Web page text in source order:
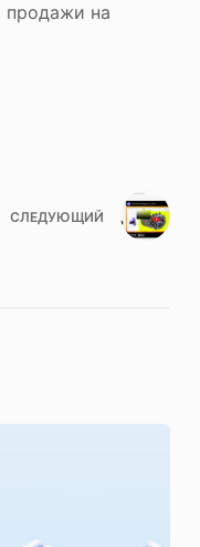
продажи на
СЛЕДУЮЩИЙ